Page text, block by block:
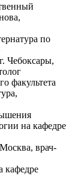
по
Чебоксары,
факультета
на кафедре
врач-
кафедре